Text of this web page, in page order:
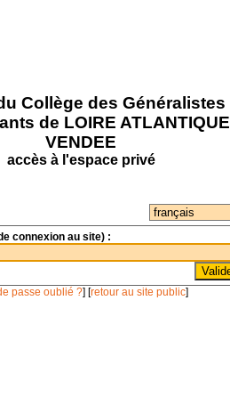
Collège des Généralistes
de LOIRE ATLANTIQUE
VENDEE
accès à l'espace privé
connexion au site) :
passe oublié ?] [retour au site public]